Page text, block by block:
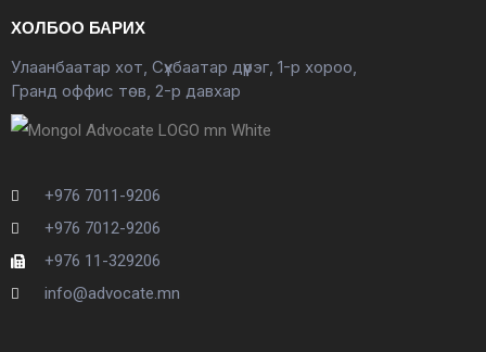
ХОЛБОО БАРИХ
Улаанбаатар хот, Сүхбаатар дүүрэг, 1-р хороо,
Гранд оффис төв, 2-р давхар
+976 7011-9206
+976 7012-9206
+976 11-329206
info@advocate.mn